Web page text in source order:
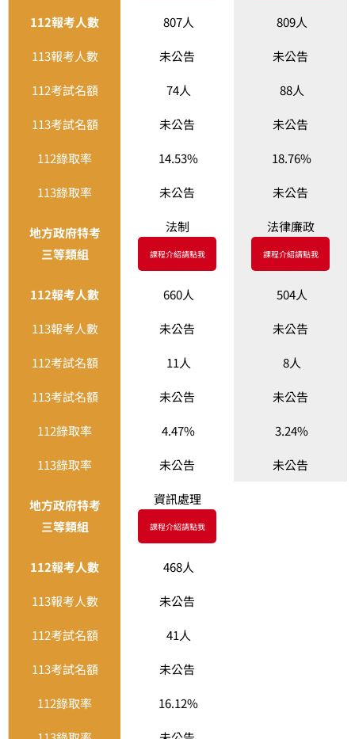
112報考人數 807人 809人
113報考人數 未公告 未公告
112考試名額 74人 88人
113考試名額 未公告 未公告
112錄取率 14.53% 18.76%
113錄取率 未公告 未公告
地方政府特考
三等類組
法制
課程介紹請點我
法律廉政
課程介紹請點我
112報考人數 660人 504人
113報考人數 未公告 未公告
112考試名額 11人 8人
113考試名額 未公告 未公告
112錄取率 4.47% 3.24%
113錄取率 未公告 未公告
地方政府特考
三等類組
資訊處理
課程介紹請點我
112報考人數 468人
113報考人數 未公告
112考試名額 41人
113考試名額 未公告
112錄取率 16.12%